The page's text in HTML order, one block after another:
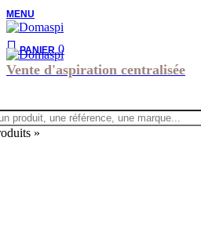
MENU
PANIER 0
Vente d'aspiration centralisée
»